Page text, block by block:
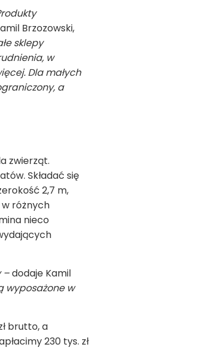
Brzozowski,
sklepy
w
Dla małych
a
zwierząt.
Składać się
2,7 m,
w różnych
nieco
–dodaje Kamil
wyposażone w
brutto, a
230 tys. zł